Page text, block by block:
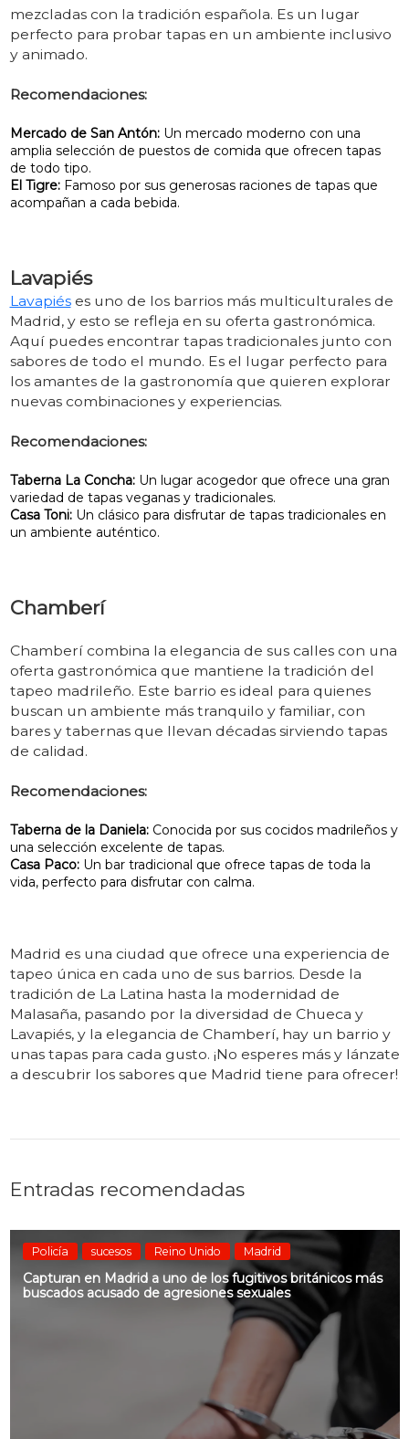
mezcladas con la tradición española. Es un lugar
perfecto para probar tapas en un ambiente inclusivo
y animado.
Recomendaciones:
Mercado de San Antón:Un mercado moderno con una
amplia selección de puestos de comida que ofrecen tapas
de todo tipo.
El Tigre:Famoso por sus generosas raciones de tapas que
acompañan a cada bebida.
Lavapiés
Lavapiéses uno de los barrios más multiculturales de
Madrid, y esto se refleja en su oferta gastronómica.
Aquí puedes encontrar tapas tradicionales junto con
sabores de todo el mundo. Es el lugar perfecto para
los amantes de la gastronomía que quieren explorar
nuevas combinaciones y experiencias.
Recomendaciones:
Taberna La Concha:Un lugar acogedor que ofrece una gran
variedad de tapas veganas y tradicionales.
Casa Toni:Un clásico para disfrutar de tapas tradicionales en
un ambiente auténtico.
Chamberí
Chamberí combina la elegancia de sus calles con una
oferta gastronómica que mantiene la tradición del
tapeo madrileño. Este barrio es ideal para quienes
buscan un ambiente más tranquilo y familiar, con
bares y tabernas que llevan décadas sirviendo tapas
de calidad.
Recomendaciones:
Taberna de la Daniela:Conocida por sus cocidos madrileños y
una selección excelente de tapas.
Casa Paco:Un bar tradicional que ofrece tapas de toda la
vida, perfecto para disfrutar con calma.
Madrid es una ciudad que ofrece una experiencia de
tapeo única en cada uno de sus barrios. Desde la
tradición de La Latina hasta la modernidad de
Malasaña, pasando por la diversidad de Chueca y
Lavapiés, y la elegancia de Chamberí, hay un barrio y
unas tapas para cada gusto. ¡No esperes más y lánzate
a descubrir los sabores que Madrid tiene para ofrecer!
Entradas recomendadas
Policía sucesos Reino Unido Madrid
Capturan en Madrid a uno de los fugitivos británicos más
buscados acusado de agresiones sexuales